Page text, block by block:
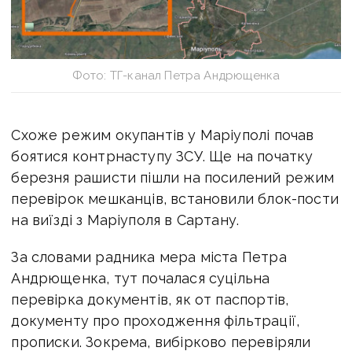
Фото: ТГ-канал Петра Андрющенка
Схоже режим окупантів у Маріуполі почав
боятися контрнаступу ЗСУ. Ще на початку
березня рашисти пішли на посилений режим
перевірок мешканців, встановили блок-пости
на виїзді з Маріуполя в Сартану.
За словами радника мера міста Петра
Андрющенка, тут почалася суцільна
перевірка документів, як от паспортів,
документу про проходження фільтрації,
прописки. Зокрема, вибірково перевіряли